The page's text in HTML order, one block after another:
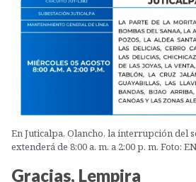
En Juticalpa, Olancho, la interrupción del
extenderá de 8:00 a. m. a 2:00 p. m. Foto:
Gracias, Lempira